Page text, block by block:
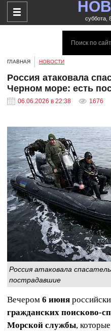
суббота,
ГЛАВНАЯ НОВОСТИ
Россия атаковала
Черном море: есть
06.06.2026 в 22:38 1676
Россия атаковала
пострадавшие
Вечером 6 июня
гражданских
Морской службы,